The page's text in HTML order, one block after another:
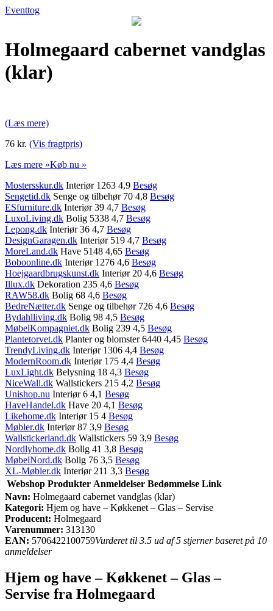
Eventtog
Holmegaard cabernet vandglas
(klar)
(Læs mere)
76 kr. (Vis fragtpris)
Læs mere »Køb nu »
Mostersskur.dk Interiør 1263 4,9 Besøg
Sengetid.dk Senge og tilbehør 70 4,8 Besøg
ESfurniture.dk Interiør 39 4,7 Besøg
LuxoLiving.dk Bolig 5338 4,7 Besøg
Lepong.dk Interiør 36 4,7 Besøg
DesignGaragen.dk Interiør 519 4,7 Besøg
MoreLand.dk Have 5148 4,65 Besøg
Boboonline.dk Interiør 1276 4,6 Besøg
Hoejgaardbrugskunst.dk Interiør 20 4,6 Besøg
Illux.dk Dekoration 235 4,6 Besøg
RAW58.dk Bolig 68 4,6 Besøg
BedreNætter.dk Senge og tilbehør 726 4,6 Besøg
Bydahlliving.dk Bolig 98 4,5 Besøg
MøbelKompagniet.dk Bolig 239 4,5 Besøg
Plantetorvet.dk Planter og blomster 6440 4,45 Besøg
TrendyLiving.dk Interiør 1306 4,4 Besøg
ModernRoom.dk Interiør 175 4,4 Besøg
LuxLight.dk Belysning 18 4,3 Besøg
NiceWall.dk Wallstickers 215 4,2 Besøg
Unishop.nu Interiør 6 4,1 Besøg
HaveHandel.dk Have 20 4,1 Besøg
Likehome.dk Interiør 15 4 Besøg
Møbler.dk Interiør 87 3,9 Besøg
Wallstickerland.dk Wallstickers 59 3,9 Besøg
Nordlyhome.dk Bolig 41 3,8 Besøg
MøbelNord.dk Bolig 76 3,5 Besøg
XL-Møbler.dk Interiør 211 3,3 Besøg
Webshop Produkter Anmeldelser Bedømmelse Link
Navn: Holmegaard cabernet vandglas (klar)
Kategori: Hjem og have – Køkkenet – Glas – Servise
Producent: Holmegaard
Varenummer: 313130
EAN: 5706422100759Vurderet til 3.5 ud af 5 stjerner baseret på 10
anmeldelser
Hjem og have – Køkkenet – Glas –
Servise fra Holmegaard